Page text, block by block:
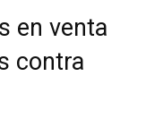
en venta
contra